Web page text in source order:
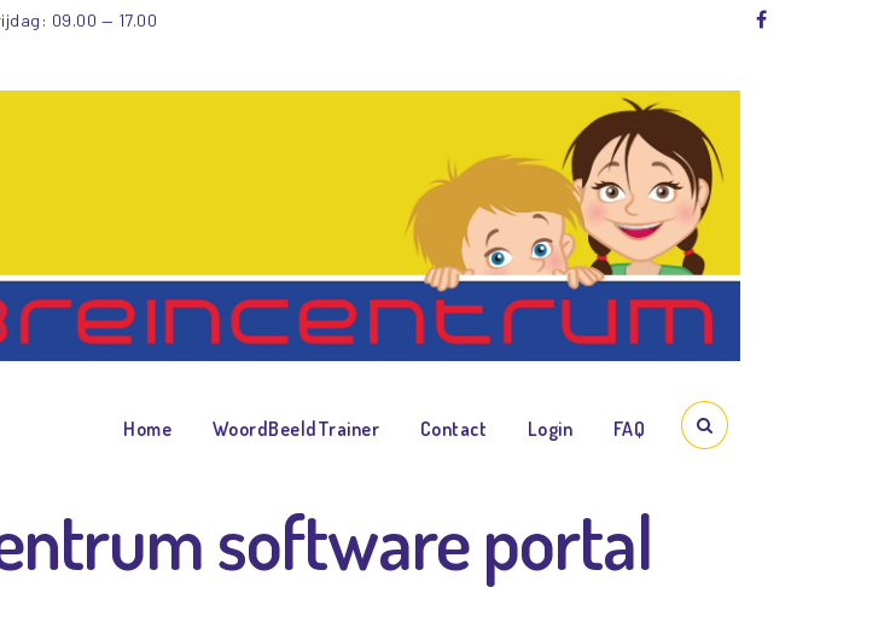
09.00 — 17.00
Home WoordBeeldTrainer Contact Login FAQ
de Breincentrum app.
software portal